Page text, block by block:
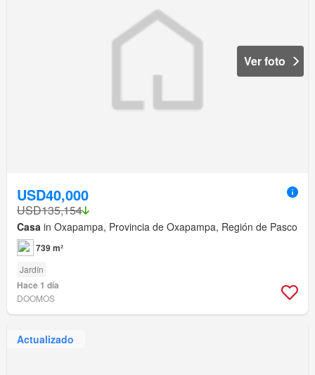
Ver foto
USD40,000
USD135,154
Casa in Oxapampa, Provincia de Oxapampa, Región de Pasco
739 m²
Jardín
Hace 1 día
DOOMOS
Actualizado